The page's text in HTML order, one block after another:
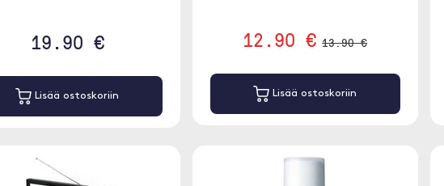
19.90 €
Lisää ostoskoriin
12.90 € 13.90 €
Lisää ostoskoriin